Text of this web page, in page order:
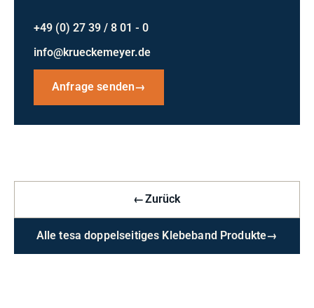
+49 (0) 27 39 / 8 01 - 0
info@krueckemeyer.de
Anfrage senden→
←Zurück
Alle tesa doppelseitiges Klebeband Produkte→